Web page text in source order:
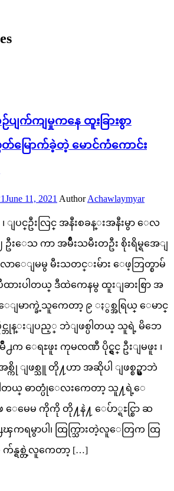
ပျက်ကျမှုကနေ ထူးခြားစွာ
ြောက်ခဲ့တဲ့ မောင်ကံကောင်း
June 11, 2021 Author Achawlaymyar
၊ ျပင္ဦးလြင္ အနီးစခန္းအနီးမွာ ေလ
ဦးေသ ကာ အမ်ိဳးသမီးတဦး စိုးရိမ္ရအေျ
ာေျမမွ မီးသတင္းမ်ား ေဖ့ဘြတ္စာမ်
ပါတယ္ ဒီထဲကေနမွ ထူးျခားစြာ အ
ာက္ခဲ့သူကေတာ့ ၉ ႏွစ္အရြယ္ ေမာင္
န္းျပည့္ ဘဲျဖစ္ပါတယ္ သူရဲ့ မိဘေ
႕က ေရႊဖူး ကုမၸဏီ ပိုင္ရွင္ ဦးျမဖူး ၊
ျဖစ္သူ တို႔ဟာ အဆိုပါ ျဖစ္စဥ္မွာဘဲ
ဖစ္ပါတယ္ ဓာတ္ပုံေလးကေတာ့ သူ႔ရဲ့ေ
ေမေမ ကိုကို တို႔နဲ႔ ေပ်ာ္ရႊင္စြာ ဆ
ရမွာပါ၊ ထြက္သြားတဲ့လူေတြက ထြ
က်န္ရစ္တဲ့လူကေတာ့ […]